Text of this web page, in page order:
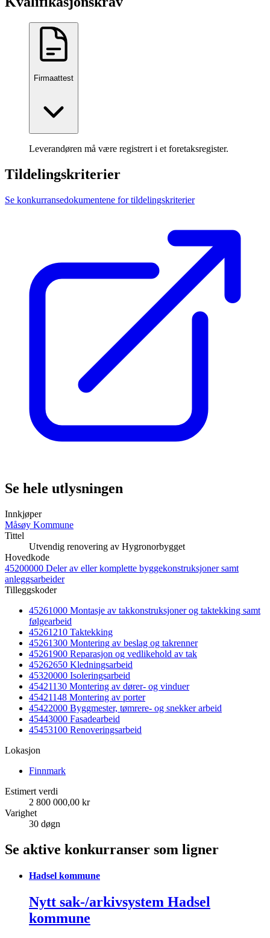
Firmaattest
Leverandøren må være registrert i et foretaksregister.
Tildelingskriterier
Se konkurransedokumentene for tildelingskriterier
Se hele utlysningen
Innkjøper
Måsøy Kommune
Tittel
Utvendig renovering av Hygronorbygget
Hovedkode
45200000 Deler av eller komplette byggekonstruksjoner samt
anleggsarbeider
Tilleggskoder
45261000 Montasje av takkonstruksjoner og taktekking samt
følgearbeid
45261210 Taktekking
45261300 Montering av beslag og takrenner
45261900 Reparasjon og vedlikehold av tak
45262650 Kledningsarbeid
45320000 Isoleringsarbeid
45421130 Montering av dører- og vinduer
45421148 Montering av porter
45422000 Byggmester, tømrere- og snekker arbeid
45443000 Fasadearbeid
45453100 Renoveringsarbeid
Lokasjon
Finnmark
Estimert verdi
2 800 000,00 kr
Varighet
30 døgn
Se aktive konkurranser som ligner
Hadsel kommune
Nytt sak-/arkivsystem Hadsel
kommune